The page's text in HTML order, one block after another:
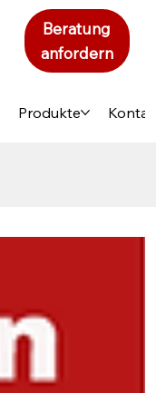
Produkte
Beratung
anfordern